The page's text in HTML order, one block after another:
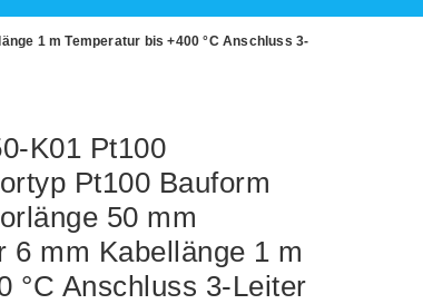
1 m Temperatur bis +400 °C Anschluss 3-
K01 Pt100
Pt100 Bauform
50 mm
6 mm Kabellänge 1 m
°C Anschluss 3-Leiter